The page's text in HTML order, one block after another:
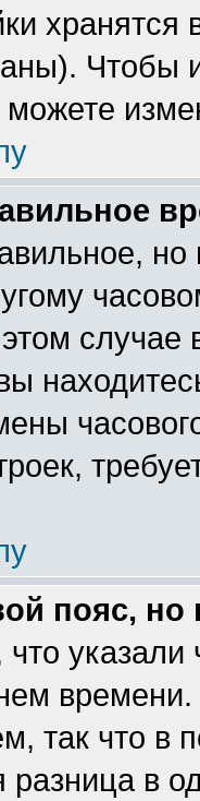
хранятся
Чтобы
пояс,
указали
так что в
разница в